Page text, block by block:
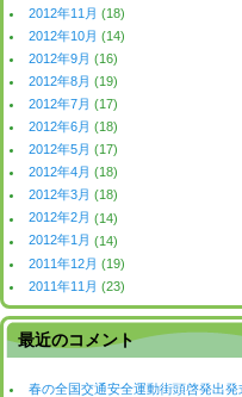
2012年11月 (18)
2012年10月 (14)
2012年9月 (16)
2012年8月 (19)
2012年7月 (17)
2012年6月 (18)
2012年5月 (17)
2012年4月 (18)
2012年3月 (18)
2012年2月 (14)
2012年1月 (14)
2011年12月 (19)
2011年11月 (23)
最近のコメント
春の全国交通安全運動街頭啓発出発